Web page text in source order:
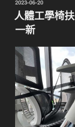
發
佈
於
2023-06-20
人體工學椅
一新